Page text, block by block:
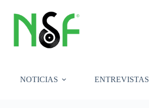
contenido
NOTICIAS ENTREVISTAS